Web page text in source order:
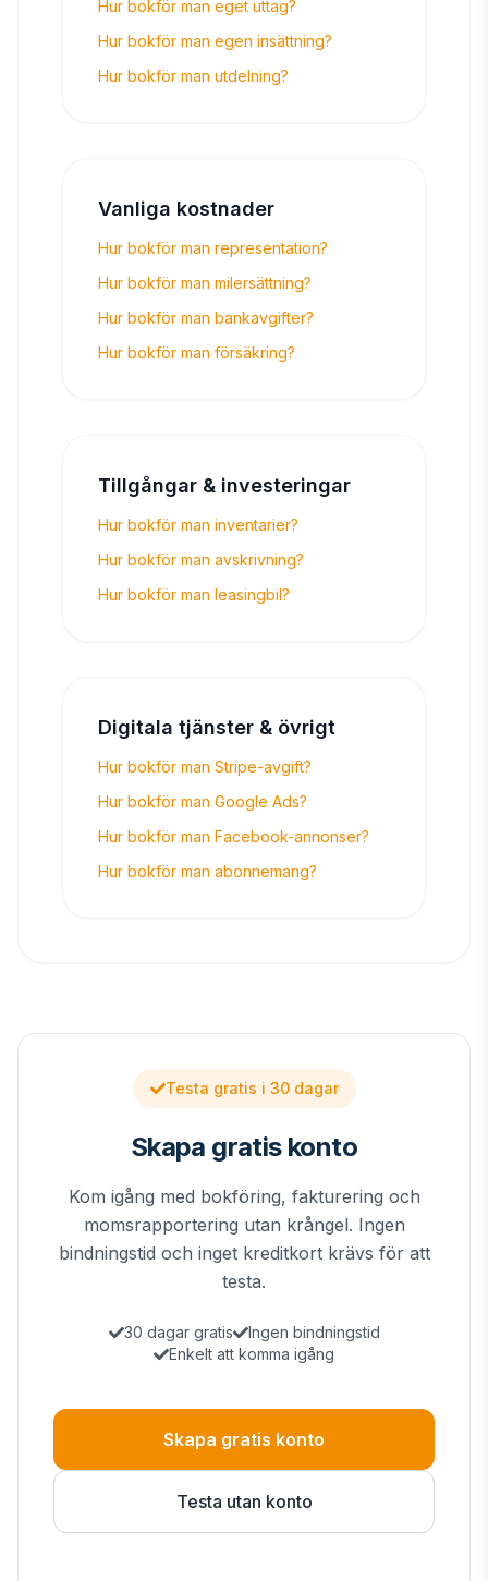
Hur bokför man eget uttag?
Hur bokför man egen insättning?
Hur bokför man utdelning?
Vanliga kostnader
Hur bokför man representation?
Hur bokför man milersättning?
Hur bokför man bankavgifter?
Hur bokför man försäkring?
Tillgångar & investeringar
Hur bokför man inventarier?
Hur bokför man avskrivning?
Hur bokför man leasingbil?
Digitala tjänster & övrigt
Hur bokför man Stripe-avgift?
Hur bokför man Google Ads?
Hur bokför man Facebook-annonser?
Hur bokför man abonnemang?
Testa gratis i 30 dagar
Skapa gratis konto
Kom igång med bokföring, fakturering och
momsrapportering utan krångel. Ingen
bindningstid och inget kreditkort krävs för att
testa.
30 dagar gratis
Ingen bindningstid
Enkelt att komma igång
Skapa gratis konto
Testa utan konto